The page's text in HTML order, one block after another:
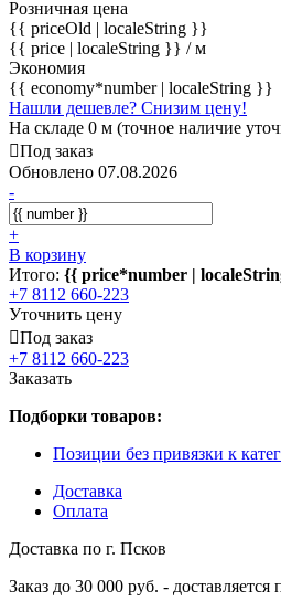
Розничная цена
{{ priceOld | localeString }}
{{ price | localeString }} / м
Экономия
{{ economy*number | localeString }}
Нашли дешевле? Снизим цену!
На складе 0 м (точное наличие
Под заказ
Обновлено 07.08.2026
-
+
В корзину
Итого: {{ price*number |
+7 8112 660-223
Уточнить цену
Под заказ
+7 8112 660-223
Заказать
Подборки товаров:
Позиции без привязки к
Доставка
Оплата
Доставка по г. Псков
Заказ до 30 000 руб. -